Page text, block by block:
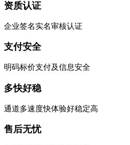
资质认证
企业签名实名审核认证
支付安全
明码标价支付及信息安全
多快好稳
通道多速度快体验好稳定高
售后无忧